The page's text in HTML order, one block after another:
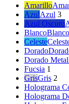
Amarillo
AzulAzul 3
Azul Oscuro
BlancoBlanco
Celeste
Dorado
Dorado
Fucsia 1
GrisGris 2
Holograma
Holograma